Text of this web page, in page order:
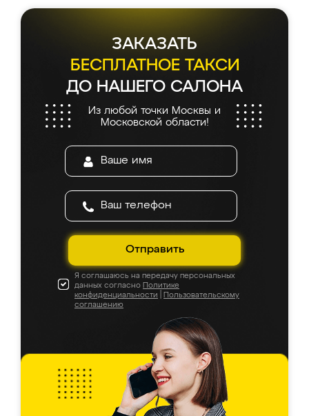
ЗАКАЗАТЬ
БЕСПЛАТНОЕ ТАКСИ
ДО НАШЕГО САЛОНА
Из любой точки Москвы и
Московской области!
Отправить
Я соглашаюсь на передачу персональных
данных согласно Политике
конфиденциальности
Пользовательскому
соглашению